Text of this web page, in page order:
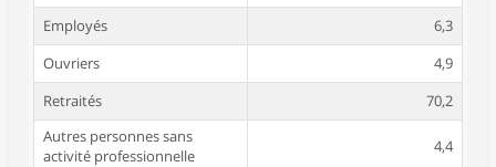
Employés
6,3
Ouvriers
4,9
Retraités
70,2
Autres personnes sans
activité professionnelle
4,4